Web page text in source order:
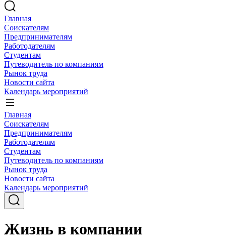
Главная
Соискателям
Предпринимателям
Работодателям
Студентам
Путеводитель по компаниям
Рынок труда
Новости сайта
Календарь мероприятий
Главная
Соискателям
Предпринимателям
Работодателям
Студентам
Путеводитель по компаниям
Рынок труда
Новости сайта
Календарь мероприятий
Жизнь в компании